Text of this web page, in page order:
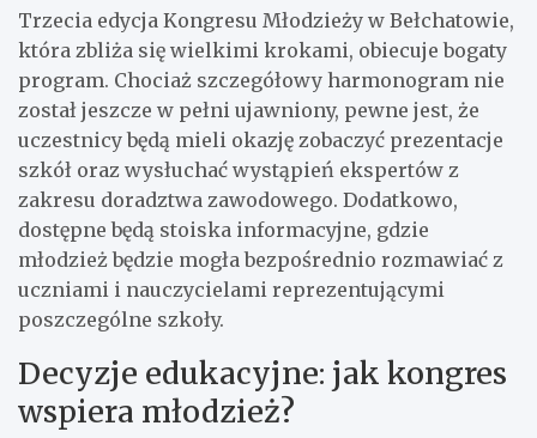
Trzecia edycja Kongresu Młodzieży w Bełchatowie,
która zbliża się wielkimi krokami, obiecuje bogaty
program. Chociaż szczegółowy harmonogram nie
został jeszcze w pełni ujawniony, pewne jest, że
uczestnicy będą mieli okazję zobaczyć prezentacje
szkół oraz wysłuchać wystąpień ekspertów z
zakresu doradztwa zawodowego. Dodatkowo,
dostępne będą stoiska informacyjne, gdzie
młodzież będzie mogła bezpośrednio rozmawiać z
uczniami i nauczycielami reprezentującymi
poszczególne szkoły.
Decyzje edukacyjne: jak kongres
wspiera młodzież?